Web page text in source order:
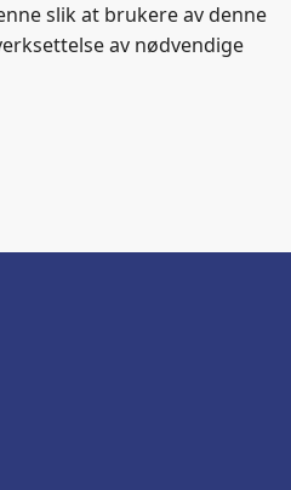
slik at brukere av denne
av nødvendige